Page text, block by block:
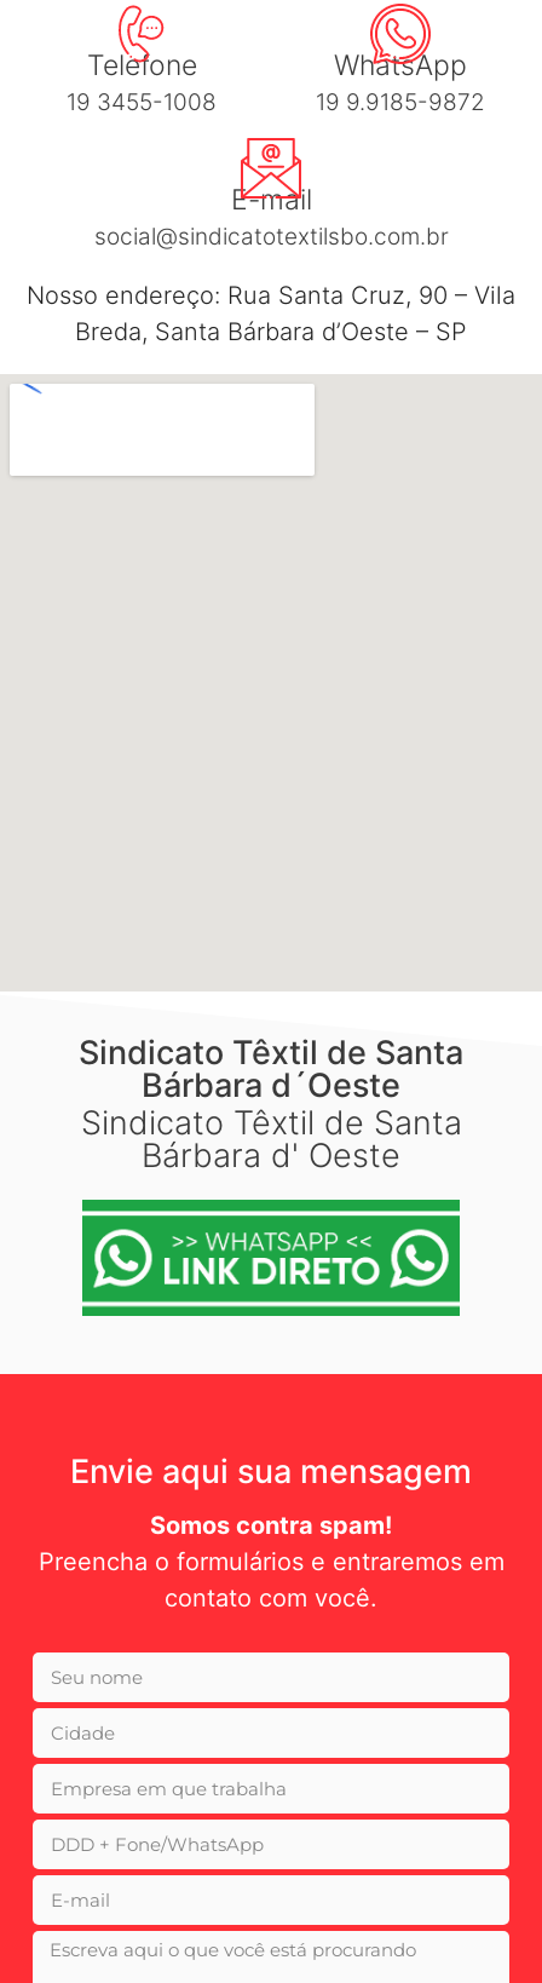
Telefone
19 3455-1008
WhatsApp
19 9.9185-9872
E-mail
social@sindicatotextilsbo.com.br
Nosso endereço: Rua Santa Cruz, 90 – Vila
Breda, Santa Bárbara d’Oeste – SP
Sindicato Têxtil de Santa
Bárbara d´Oeste
Sindicato Têxtil de Santa
Bárbara d' Oeste
Envie aqui sua mensagem
Somos contra spam!
Preencha o formulários e entraremos em
contato com você.